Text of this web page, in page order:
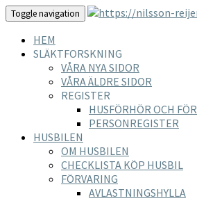
Toggle navigation
HEM
SLÄKTFORSKNING
VÅRA NYA SIDOR
VÅRA ÄLDRE SIDOR
REGISTER
HUSFÖRHÖR OCH
PERSONREGISTER
HUSBILEN
OM HUSBILEN
CHECKLISTA KÖP HUSBIL
FÖRVARING
AVLASTNINGSHYLLA